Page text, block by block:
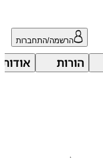
הרשמה/התחברות
הורות